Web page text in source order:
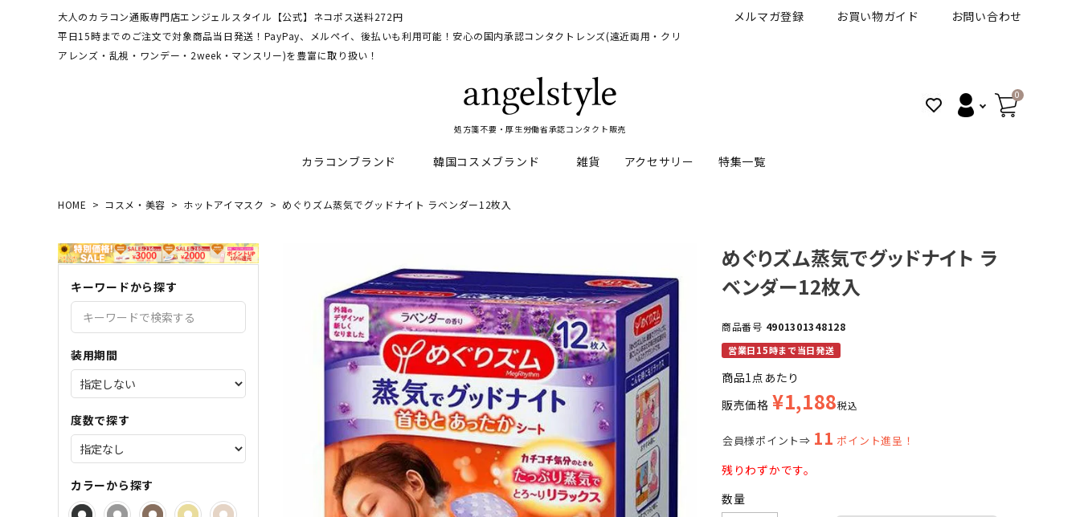
大人のカラコン通販専門店エンジェルスタイル【公式】ネコポス送料272円
平日15時までのご注文で対象商品当日発送！PayPay、メルペイ、後払いも利用可能！安心の国内承認コンタクトレンズ(遠近両用・クリ
アレンズ・乱視・ワンデー・2week・マンスリー)を豊富に取り扱い！
メルマガ登録 お買い物ガイド お問い合わせ
処方箋不要・厚生労働省承認コンタクト販売
0
カラコンブランド
ディファインモイスト
エバーカラーシリーズ シーブリンク キャンディーマジックシリーズ ピュアアイズワンデー
レヴィアワンマンス レヴィアワンデー ネオサイトシリーズ その他ブランドはこちら
韓国コスメブランド
3CE REJURAN Dr.jart+ VT
その他ブランドはこちら
雑貨 アクセサリー 特集一覧
乱視カラコン比較 ブルーライトカットカラコン UVカットカラコン 細フチカラコン
バレないカラコン 色素薄い系カラコン メンズカラコン特集 ハロウィンカラコン特集
サンドイッチ製法特集
HOME コスメ・美容 ホットアイマスク めぐりズム蒸気でグッドナイト ラベンダー12枚入
キーワードから探す
装用期間
度数で探す
カラーから探す
めぐりズム蒸気でグッドナイト ラ
ベンダー12枚入
商品番号 4901301348128
営業日15時まで当日発送
商品1点あたり
販売価格 ¥1,188税込
会員様ポイント⇒ 11 ポイント進呈！
残りわずかです。